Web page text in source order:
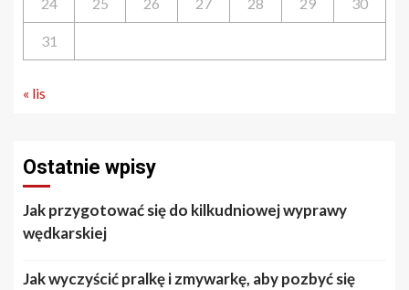
31
« lis
Ostatnie wpisy
Jak przygotować się do kilkudniowej wyprawy
wędkarskiej
Jak wyczyścić pralkę i zmywarkę, aby pozbyć się